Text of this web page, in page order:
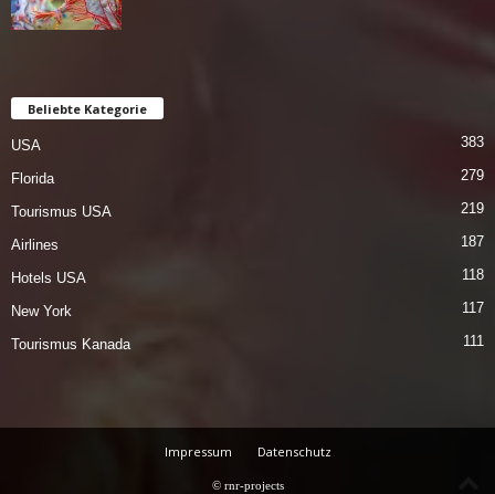
Beliebte Kategorie
USA 383
Florida 279
Tourismus USA 219
Airlines 187
Hotels USA 118
New York 117
Tourismus Kanada 111
Impressum Datenschutz
© rnr-projects